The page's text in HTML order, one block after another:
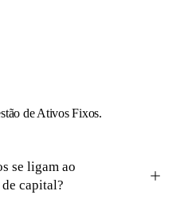
de Ativos Fixos.
se ligam ao
capital?